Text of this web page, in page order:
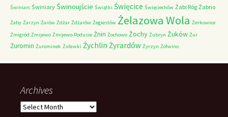
Świniarc Świniary Świnoujście Świątki Święcice Święciechów Żabi Róg Żabno
Żaby Żarzyn Żarów Żdżar Żdżarów Żegiestów Żelazowa Wola Żerkowice
Żmigród Żmijewo Żmijewo-Podusie Żnin Żochowo Żochy Żubryn Żuków Żur
Żuromin Żurominek Żuławki Żychlin Żyrardów Żyrzyn Żółwino
Archives
Archives